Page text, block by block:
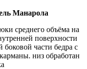
Манарола
среднего объёма на
поверхности
части бедра с
низ обработан